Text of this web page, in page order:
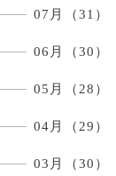
07月（31）
06月（30）
05月（28）
04月（29）
03月（30）